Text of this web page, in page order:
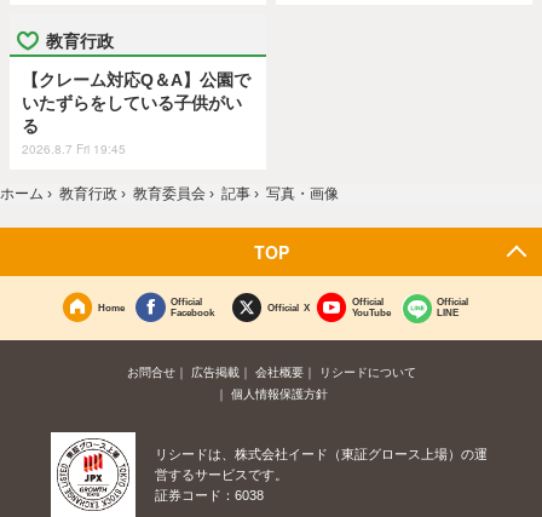
教育行政
【クレーム対応Q＆A】公園で
いたずらをしている子供がい
る
2026.8.7 Fri 19:45
ホーム › 教育行政 › 教育委員会 › 記事 › 写真・画像
TOP
Home
Official
Facebook
Official X
Official
YouTube
Official
LINE
お問合せ 広告掲載 会社概要
リシードについて
個人情報保護方針
リシードは、株式会社イード（東証グロース上場）の運
営するサービスです。
証券コード：6038